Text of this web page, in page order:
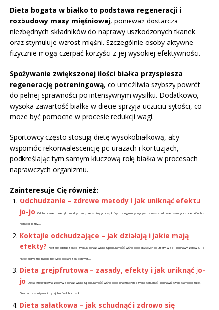
Dieta bogata w białko to podstawa regeneracji i
rozbudowy masy mięśniowej, ponieważ dostarcza
niezbędnych składników do naprawy uszkodzonych tkanek
oraz stymuluje wzrost mięśni. Szczególnie osoby aktywne
fizycznie mogą czerpać korzyści z jej wysokiej efektywności.
Spożywanie zwiększonej ilości białka przyspiesza
regenerację potreningową, co umożliwia szybszy powrót
do pełnej sprawności po intensywnym wysiłku. Dodatkowo,
wysoka zawartość białka w diecie sprzyja uczuciu sytości, co
może być pomocne w procesie redukcji wagi.
Sportowcy często stosują dietę wysokobiałkową, aby
wspomóc rekonwalescencję po urazach i kontuzjach,
podkreślając tym samym kluczową rolę białka w procesach
naprawczych organizmu.
Zainteresuje Cię również:
Odchudzanie – zdrowe metody i jak uniknąć efektu
jo-jo
Odchudzanie to nie tylko modny trend, ale istotny proces, który ma ogromny wpływ na nasze zdrowie i samopoczucie. W obliczu
rosnącej liczby...
Koktajle odchudzające – jak działają i jakie mają
efekty?
Koktajle odchudzające zyskują coraz większą popularność wśród osób dążących do utraty wagi i poprawy zdrowia. Te
niskokaloryczne napoje nie tylko dostarczają cennych...
Dieta grejpfrutowa – zasady, efekty i jak uniknąć jo-
jo
Dieta grejpfrutowa zdobywa coraz większą popularność wśród osób pragnących szybko schudnąć i poprawić swoje samopoczucie.
Oparta na spożywaniu grejpfrutów lub ich soku...
Dieta sałatkowa – jak schudnąć i zdrowo się